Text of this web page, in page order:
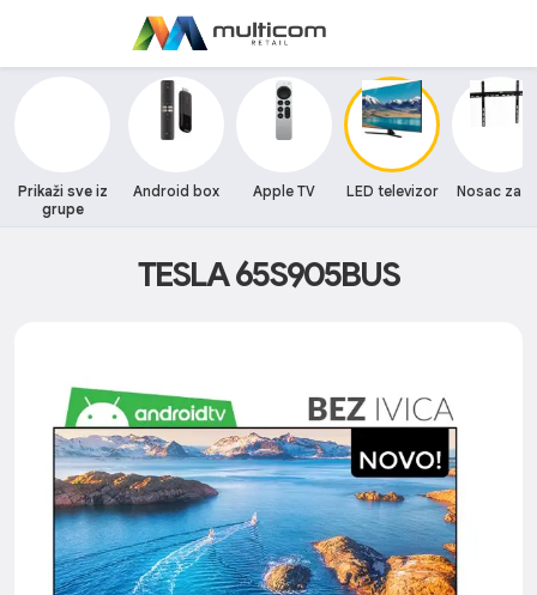
Prikaži sve iz
grupe
Android box Apple TV LED televizor Nosac za
TESLA 65S905BUS